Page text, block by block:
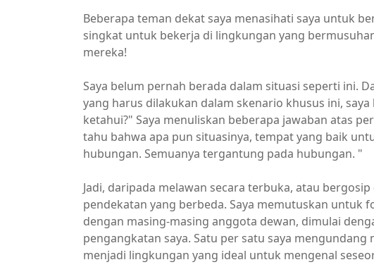
Beberapa teman dekat saya menasihati saya untuk
singkat untuk bekerja di lingkungan yang
mereka!
Saya belum pernah berada dalam situasi seperti ini.
yang harus dilakukan dalam skenario khusus ini,
ketahui?" Saya menuliskan beberapa jawaban atas
tahu bahwa apa pun situasinya, tempat yang baik
hubungan. Semuanya tergantung pada hubungan. "
Jadi, daripada melawan secara terbuka, atau
pendekatan yang berbeda. Saya memutuskan untuk
dengan masing-masing anggota dewan, dimulai
pengangkatan saya. Satu per satu saya
menjadi lingkungan yang ideal untuk mengenal